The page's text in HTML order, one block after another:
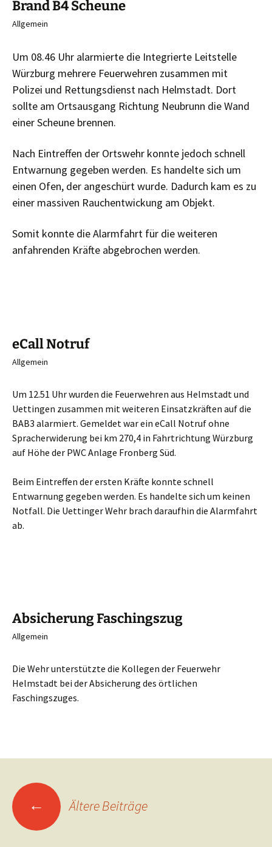
Brand B4 Scheune
Allgemein
Um 08.46 Uhr alarmierte die Integrierte Leitstelle
Würzburg mehrere Feuerwehren zusammen mit
Polizei und Rettungsdienst nach Helmstadt. Dort
sollte am Ortsausgang Richtung Neubrunn die Wand
einer Scheune brennen.
Nach Eintreffen der Ortswehr konnte jedoch schnell
Entwarnung gegeben werden. Es handelte sich um
einen Ofen, der angeschürt wurde. Dadurch kam es zu
einer massiven Rauchentwickung am Objekt.
Somit konnte die Alarmfahrt für die weiteren
anfahrenden Kräfte abgebrochen werden.
eCall Notruf
Allgemein
Um 12.51 Uhr wurden die Feuerwehren aus Helmstadt und
Uettingen zusammen mit weiteren Einsatzkräften auf die
BAB3 alarmiert. Gemeldet war ein eCall Notruf ohne
Spracherwiderung bei km 270,4 in Fahrtrichtung Würzburg
auf Höhe der PWC Anlage Fronberg Süd.
Beim Eintreffen der ersten Kräfte konnte schnell
Entwarnung gegeben werden. Es handelte sich um keinen
Notfall. Die Uettinger Wehr brach daraufhin die Alarmfahrt
ab.
Absicherung Faschingszug
Allgemein
Die Wehr unterstützte die Kollegen der Feuerwehr
Helmstadt bei der Absicherung des örtlichen
Faschingszuges.
Beitragsnavigation
← Ältere Beiträge